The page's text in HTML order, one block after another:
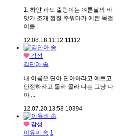
1. 하얀 파도 출렁이는 여름날의 바
닷가 조개 껍질 주워다가 예쁜 목걸
이를...
12.08.18.11:12 11112
감성
김단아 송
내 이름은 단아 단아하라고 예쁘고
단정하라고 몰라 몰라 나는 그냥 나
야 ...
12.07.20.13:58 10394
감성
이유비 송 1